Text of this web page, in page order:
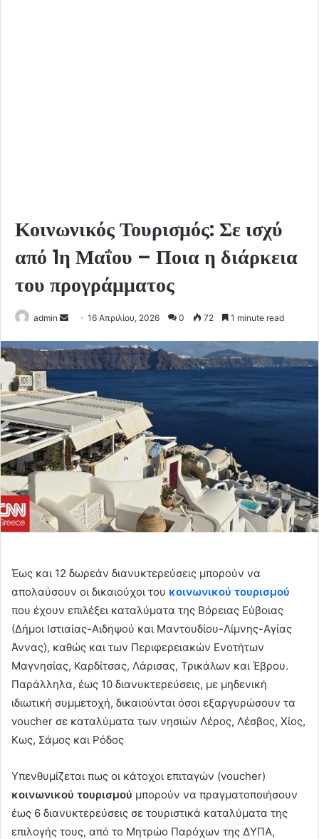
Κοινωνικός Τουρισμός: Σε ισχύ
από 1η Μαΐου – Ποια η διάρκεια
του προγράμματος
admin
Send
email
16 Απριλίου, 2026 0 72 1 minute read
Έως και 12 δωρεάν διανυκτερεύσεις μπορούν να
απολαύσουν οι δικαιούχοι του κοινωνικού τουρισμού
που έχουν επιλέξει καταλύματα της Βόρειας Εύβοιας
(Δήμοι Ιστιαίας-Αιδηψού και Μαντουδίου-Λίμνης-Αγίας
Άννας), καθώς και των Περιφερειακών Ενοτήτων
Μαγνησίας, Καρδίτσας, Λάρισας, Τρικάλων και Έβρου.
Παράλληλα, έως 10 διανυκτερεύσεις, με μηδενική
ιδιωτική συμμετοχή, δικαιούνται όσοι εξαργυρώσουν τα
voucher σε καταλύματα των νησιών Λέρος, Λέσβος, Χίος,
Κως, Σάμος και Ρόδος
Υπενθυμίζεται πως οι κάτοχοι επιταγών (voucher)
κοινωνικού τουρισμού μπορούν να πραγματοποιήσουν
έως 6 διανυκτερεύσεις σε τουριστικά καταλύματα της
επιλογής τους, από το Μητρώο Παρόχων της ΔΥΠΑ,